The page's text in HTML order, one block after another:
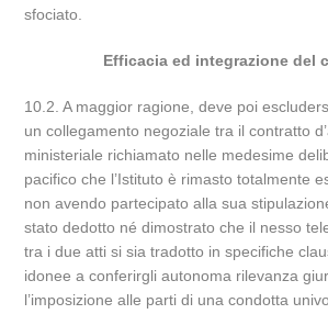
sfociato.
Efficacia ed integrazione del
10.2. A maggior ragione, deve poi
un collegamento negoziale tra il contratto
ministeriale richiamato nelle medesime
pacifico che l’Istituto è rimasto totalmente
non avendo partecipato alla sua
stato dedotto né dimostrato che il nesso
tra i due atti si sia tradotto in specifiche
idonee a conferirgli autonoma rilevanza
l’imposizione alle parti di una condotta